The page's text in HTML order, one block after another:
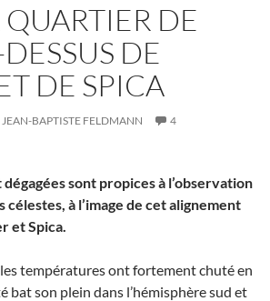
DE
DE
DE SPICA
JEAN-BAPTISTE FELDMANN
4
dégagées sont propices à l’observation
à l’image de cet alignement
et Spica.
températures ont fortement chuté en
bat son plein dans l’hémisphère sud et